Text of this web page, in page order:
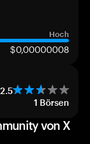
Hoch
$0,00000008
2.5
1 Börsen
von X